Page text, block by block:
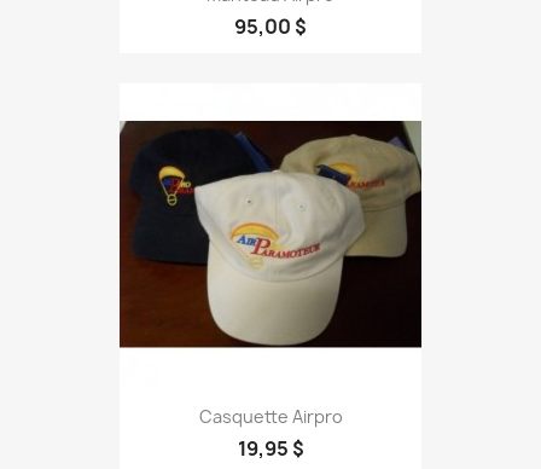
95,00 $
Casquette Airpro
19,95 $